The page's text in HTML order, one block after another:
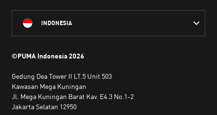
INDONESIA
©PUMA Indonesia2026
Gedung Dea Tower II LT.5 Unit 503
Kawasan Mega Kuningan
Jl. Mega Kuningan Barat Kav. E4.3 No.1-2
Jakarta Selatan 12950